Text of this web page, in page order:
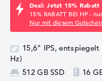
Deal: Jetzt 15% Rabatt
15% RABATT BEI HP -
Nur mit diesem
15,6" IPS, entspiegelt
Hz)
512 GB SSD
16